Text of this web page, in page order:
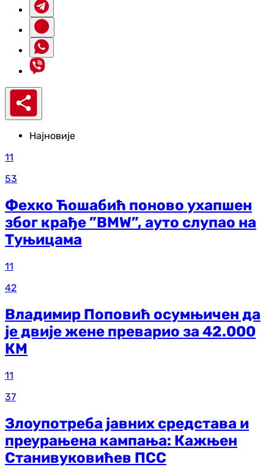
Најновије
11
53
Фехко Ћошабић поново ухапшен
због крађе ”BMW”, ауто слупао на
Туњицама
11
42
Владимир Поповић осумњичен да
је двије жене преварио за 42.000
КМ
11
37
Злоупотреба јавних средстава и
преурањена кампања: Кажњен
Станивуковићев ПСС